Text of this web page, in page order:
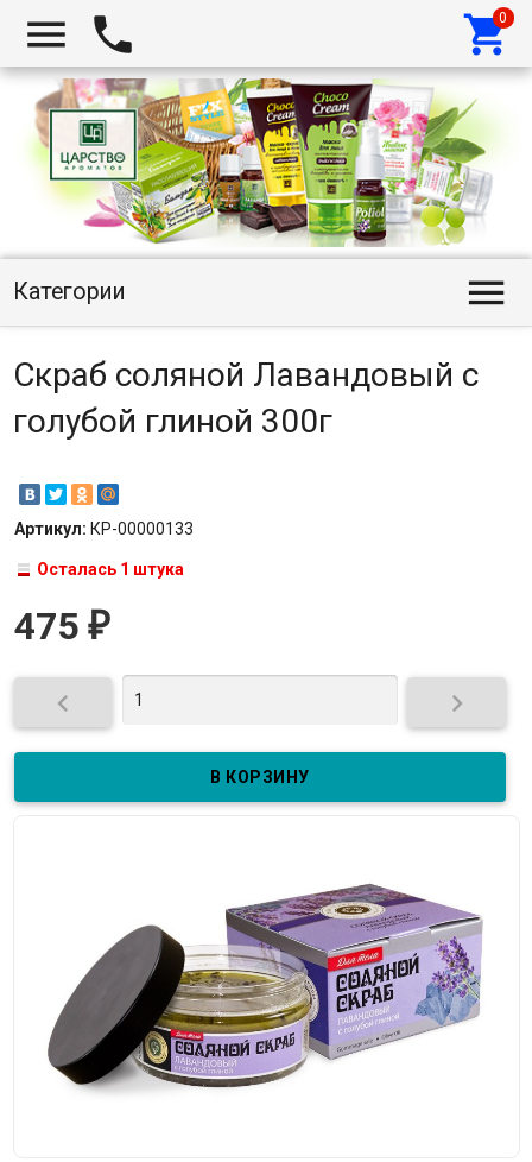
  
Категории 
Скраб соляной Лавандовый с
голубой глиной 300г
Артикул: КР-00000133
Осталась 1 штука
475 ₽
 